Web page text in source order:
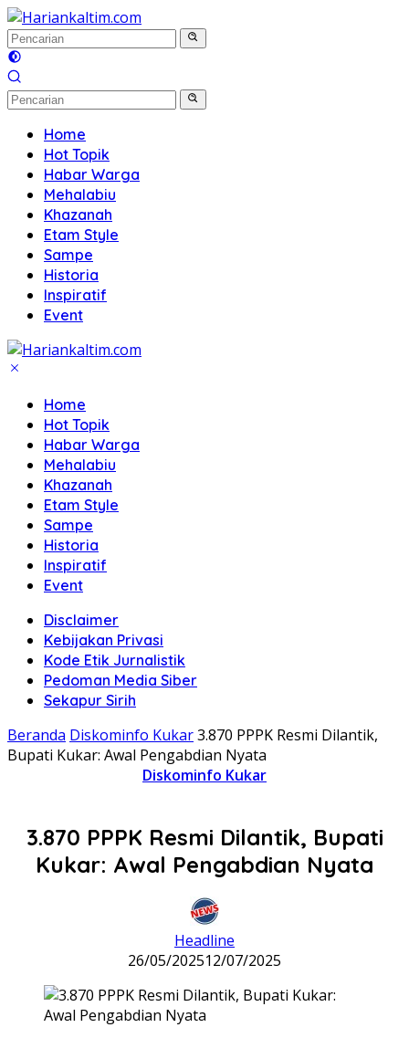
Langsung
ke
konten
Home
Hot Topik
Habar Warga
Mehalabiu
Khazanah
Etam Style
Sampe
Historia
Inspiratif
Event
Home
Hot Topik
Habar Warga
Mehalabiu
Khazanah
Etam Style
Sampe
Historia
Inspiratif
Event
Disclaimer
Kebijakan Privasi
Kode Etik Jurnalistik
Pedoman Media Siber
Sekapur Sirih
Beranda Diskominfo Kukar3.870 PPPK Resmi Dilantik,
Bupati Kukar: Awal Pengabdian Nyata
Diskominfo Kukar
3.870 PPPK Resmi Dilantik, Bupati
Kukar: Awal Pengabdian Nyata
Headline
26/05/202512/07/2025